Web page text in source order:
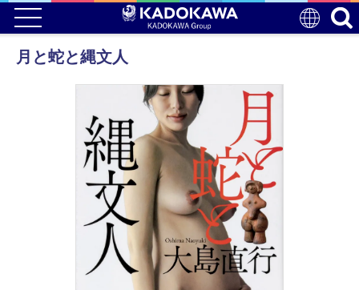
月と蛇と縄文人